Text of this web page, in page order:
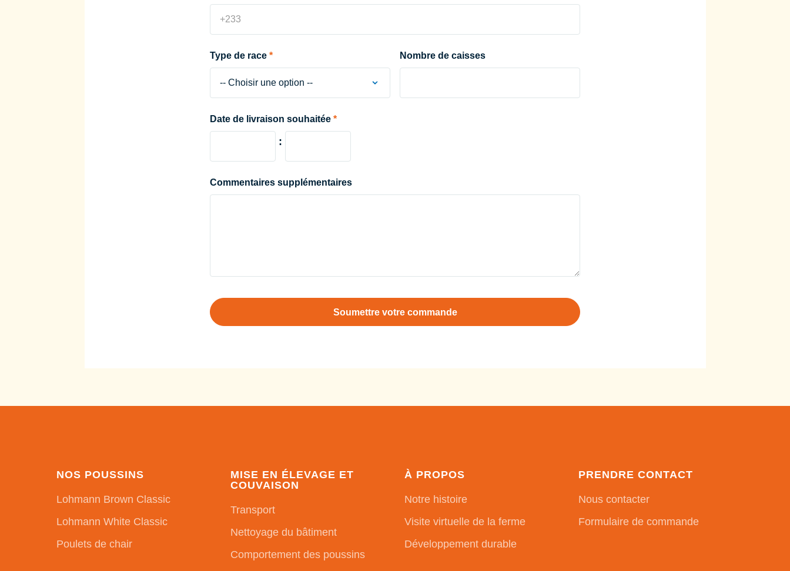
Type de race Nombre de caisses
Date de livraison souhaitée
:
Commentaires supplémentaires
Soumettre votre commande
NOS POUSSINS
Lohmann Brown Classic
Lohmann White Classic
Poulets de chair
MISE EN ÉLEVAGE ET
COUVAISON
Transport
Nettoyage du bâtiment
Comportement des poussins
À PROPOS
Notre histoire
Visite virtuelle de la ferme
Développement durable
PRENDRE CONTACT
Nous contacter
Formulaire de commande